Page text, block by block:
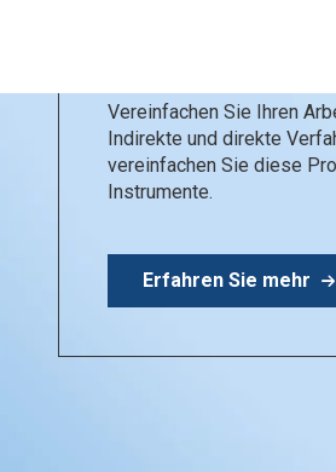
Vereinfachen Sie Ihren
Indirekte und direkte
vereinfachen Sie diese
Instrumente.
Erfahren Sie mehr